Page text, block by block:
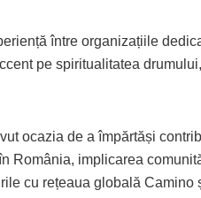
între organizațiile
pe spiritualitatea
ocazia de a împărtăși
România, implicarea
cu rețeaua globală Camino